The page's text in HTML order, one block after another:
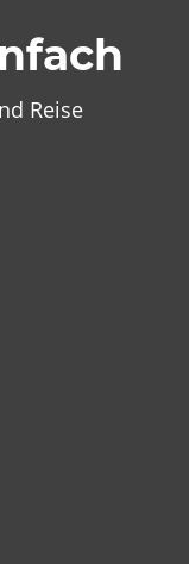
Reise